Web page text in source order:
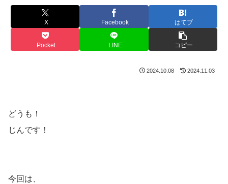
X Facebook はてブ
Pocket LINE コピー
2024.10.08 2024.11.03
どうも！
じんです！
今回は、